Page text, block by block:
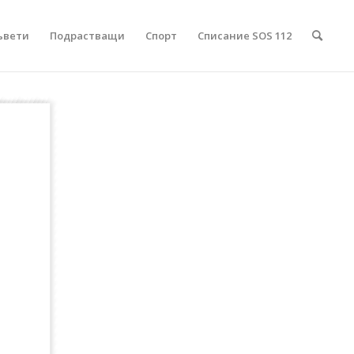
Подрастващи Спорт Списание SOS 112